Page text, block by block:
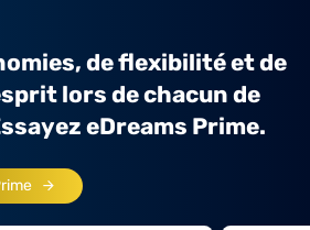
de flexibilité et de
lors de chacun de
eDreams Prime.